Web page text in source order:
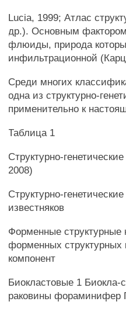
Lucia, 1999; Атлас
др.). Основным
флюиды, природа
инфильтрационной
Среди многих
одна из структурно-
применительно к
Таблица 1
Структурно-
2008)
Структурно-
известняков
Форменные структурные
форменных
компонент
Биокластовые 1 Биокла-
раковины фораминифер